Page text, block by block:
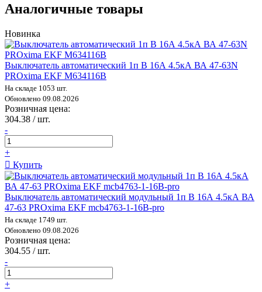
Аналогичные товары
Новинка
Выключатель автоматический 1п B 16А 4.5кА ВА 47-63N
PROxima EKF M634116B
На складе 1053 шт.
Обновлено 09.08.2026
Розничная цена:
304.38 / шт.
-
+
Купить
Выключатель автоматический модульный 1п B 16А 4.5кА ВА
47-63 PROxima EKF mcb4763-1-16B-pro
На складе 1749 шт.
Обновлено 09.08.2026
Розничная цена:
304.55 / шт.
-
+